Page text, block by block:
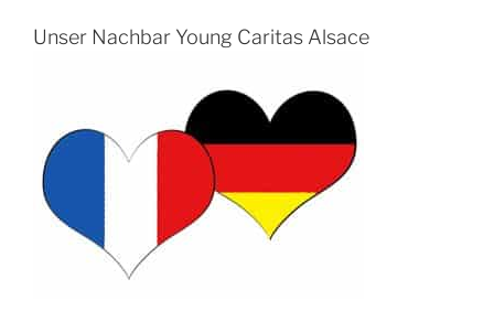
Unser Nachbar Young Caritas Alsace